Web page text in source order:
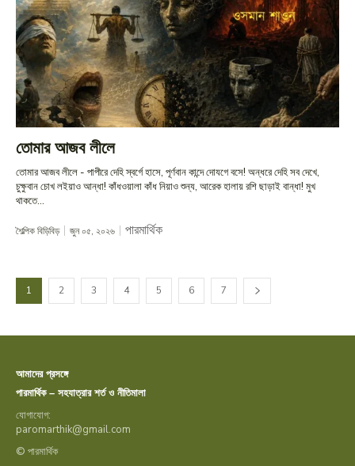
তোমার আজব লীলে
তোমার আজব লীলে - পাপীরে দেহি স্বর্গে হাসে, পূর্ণবান কান্দে দোযগে বসে! অন্ধরে দেহি সব দেখে,
চুক্ষুবান চোখ লইয়াও আন্ধা! কাঁধওয়ালা কাঁধ নিয়াও শুন্য, আরেক হালায় রশি ছাড়াই বান্ধা! মুখ
থাকতে...
শৈল্পিক বিড়িবিড় জুন ০৫, ২০২৬ পারমার্থিক
1 2 3 4 5 6 7
আমাদের প্রসঙ্গে
পারমার্থিক – সহযাত্রার শর্ত ও নীতিমালা
যোগাযোগ:
paromarthik@gmail.com
© পারমার্থিক